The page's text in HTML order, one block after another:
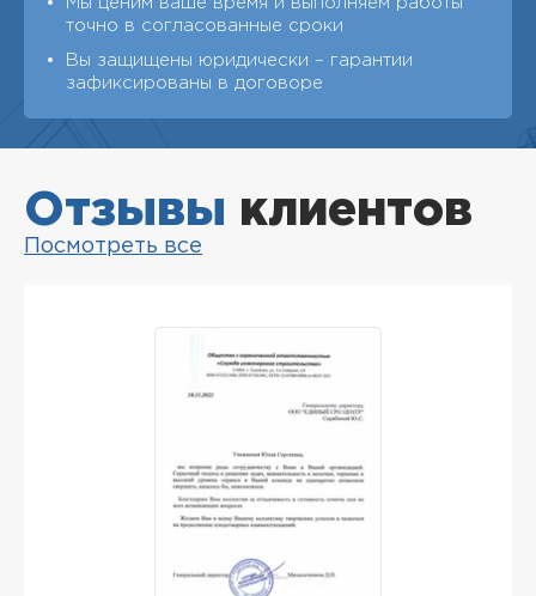
точно в согласованные сроки
Вы защищены юридически – гарантии
зафиксированы в договоре
Отзывы клиентов
Посмотреть все